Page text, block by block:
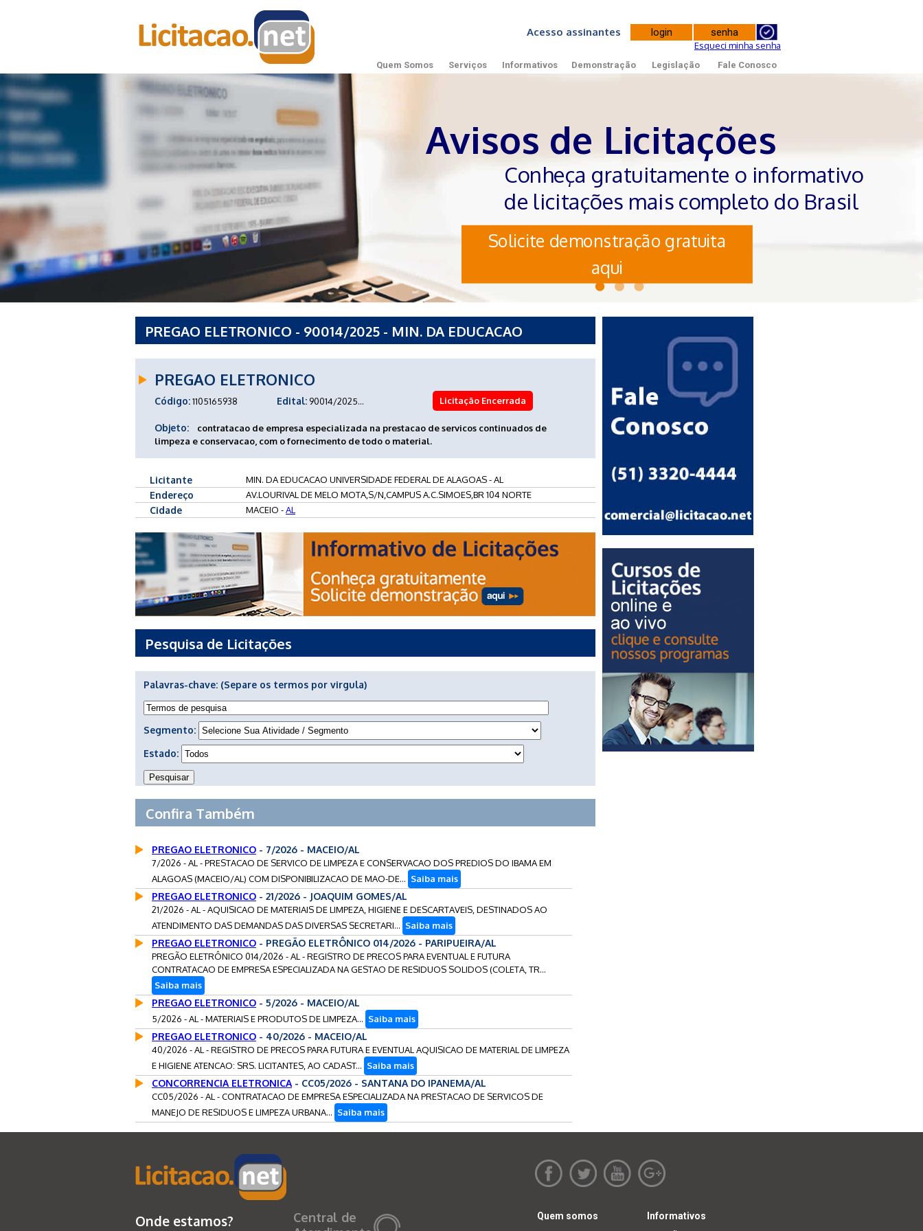
Acesso assinantes
Esqueci minha senha
Quem Somos Serviços Informativos Demonstração Legislação Fale Conosco
Avisos de Licitações
Conheça gratuitamente o informativo
de licitações mais completo do Brasil
Solicite demonstração gratuita
aqui
PREGAO ELETRONICO - 90014/2025 - MIN. DA EDUCACAO
PREGAO ELETRONICO
Código:1105165938 Edital: 90014/2025... Licitação Encerrada
Objeto:
contratacao de empresa especializada na prestacao de servicos continuados de
limpeza e conservacao, com o fornecimento de todo o material.
Licitante MIN. DA EDUCACAO UNIVERSIDADE FEDERAL DE ALAGOAS - AL
Endereço AV.LOURIVAL DE MELO MOTA,S/N,CAMPUS A.C.SIMOES,BR 104 NORTE
Cidade MACEIO -AL
Pesquisa de Licitações
Palavras-chave: (Separe os termos por virgula)
Segmento:
Estado:
Confira Também
PREGAO ELETRONICO - 7/2026 - MACEIO/AL
7/2026 - AL - PRESTACAO DE SERVICO DE LIMPEZA E CONSERVACAO DOS PREDIOS DO IBAMA EM
ALAGOAS (MACEIO/AL) COM DISPONIBILIZACAO DE MAO-DE... Saiba mais
PREGAO ELETRONICO - 21/2026 - JOAQUIM GOMES/AL
21/2026 - AL - AQUISICAO DE MATERIAIS DE LIMPEZA, HIGIENE E DESCARTAVEIS, DESTINADOS AO
ATENDIMENTO DAS DEMANDAS DAS DIVERSAS SECRETARI... Saiba mais
PREGAO ELETRONICO - PREGÃO ELETRÔNICO 014/2026 - PARIPUEIRA/AL
PREGÃO ELETRÔNICO 014/2026 - AL - REGISTRO DE PRECOS PARA EVENTUAL E FUTURA
CONTRATACAO DE EMPRESA ESPECIALIZADA NA GESTAO DE RESIDUOS SOLIDOS (COLETA, TR...
Saiba mais
PREGAO ELETRONICO - 5/2026 - MACEIO/AL
5/2026 - AL - MATERIAIS E PRODUTOS DE LIMPEZA... Saiba mais
PREGAO ELETRONICO - 40/2026 - MACEIO/AL
40/2026 - AL - REGISTRO DE PRECOS PARA FUTURA E EVENTUAL AQUISICAO DE MATERIAL DE LIMPEZA
E HIGIENE ATENCAO: SRS. LICITANTES, AO CADAST... Saiba mais
CONCORRENCIA ELETRONICA - CC05/2026 - SANTANA DO IPANEMA/AL
CC05/2026 - AL - CONTRATACAO DE EMPRESA ESPECIALIZADA NA PRESTACAO DE SERVICOS DE
MANEJO DE RESIDUOS E LIMPEZA URBANA... Saiba mais
Onde estamos?
Central de
Quem somos Informativos